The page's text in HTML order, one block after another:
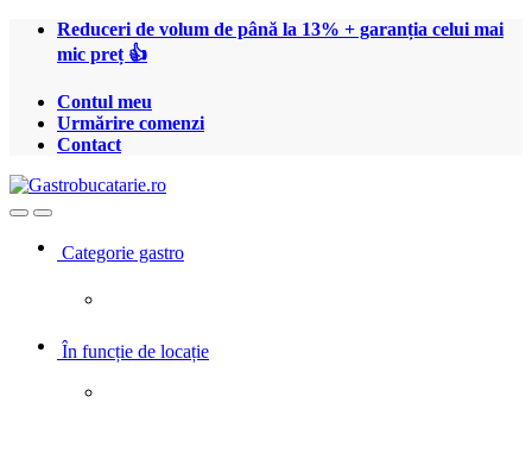
Treci
Treci
Reduceri de volum de până la 13% + garanția celui mai
mic preț 👍
Contul meu
Urmărire comenzi
Contact
OpenClose
Categorie gastro
În funcție de locație